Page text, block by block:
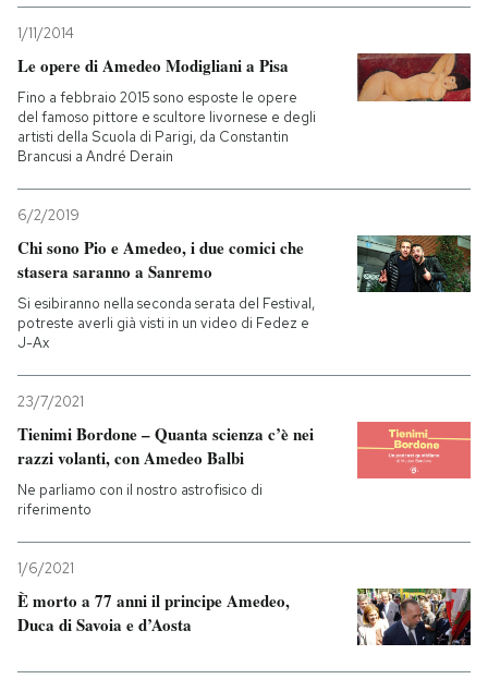
1/11/2014
Le opere di Amedeo Modigliani a Pisa
Fino a febbraio 2015 sono esposte le opere
del famoso pittore e scultore livornese e degli
artisti della Scuola di Parigi, da Constantin
Brancusi a André Derain
6/2/2019
Chi sono Pio e Amedeo, i due comici che
stasera saranno a Sanremo
Si esibiranno nella seconda serata del Festival,
potreste averli già visti in un video di Fedez e
J-Ax
23/7/2021
Tienimi Bordone – Quanta scienza c’è nei
razzi volanti, con Amedeo Balbi
Ne parliamo con il nostro astrofisico di
riferimento
1/6/2021
È morto a 77 anni il principe Amedeo,
Duca di Savoia e d’Aosta